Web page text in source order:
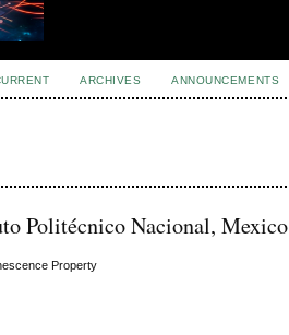
ARCHIVES ANNOUNCEMENTS
Politécnico Nacional, Mexico
Property